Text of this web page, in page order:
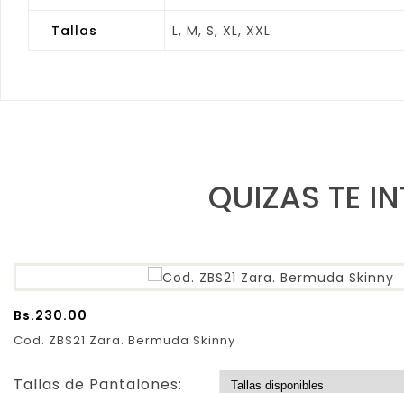
Tallas L, M, S, XL, XXL
QUIZAS TE
Bs.230.00
Cod. ZBS21 Zara. Bermuda Skinny
Tallas de Pantalones: